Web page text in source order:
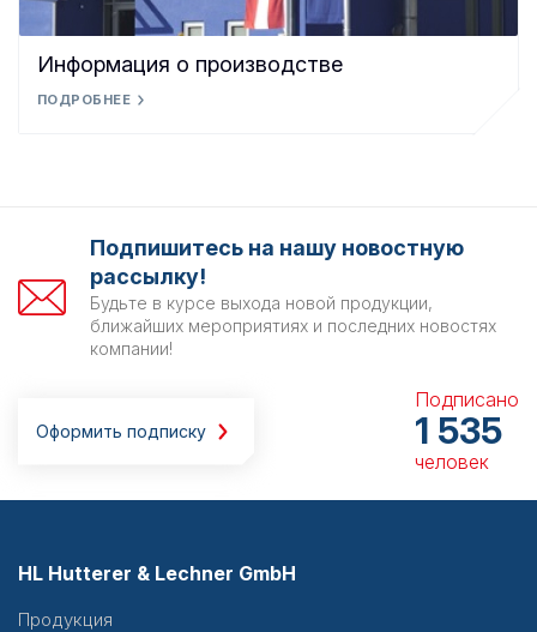
Информация о производстве
ПОДРОБНЕЕ
Подпишитесь на нашу новостную
рассылку!
Будьте в курсе выхода новой продукции,
ближайших мероприятиях и последних новостях
компании!
Оформить подписку
Подписано
1 535
человек
HL Hutterer & Lechner GmbH
Продукция